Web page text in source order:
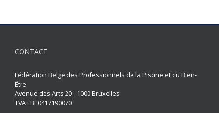
CONTACT
Fédération Belge des Professionnels de la Piscine et du Bien-
Être
Avenue des Arts 20 - 1000 Bruxelles
TVA : BE0417190070